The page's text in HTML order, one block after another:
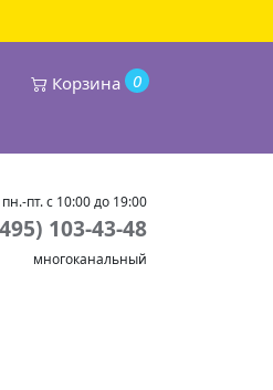
0
Корзина
пн.-пт. с 10:00 до 19:00
103-43-48
многоканальный